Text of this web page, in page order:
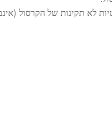
לא תקינות של הקרסול